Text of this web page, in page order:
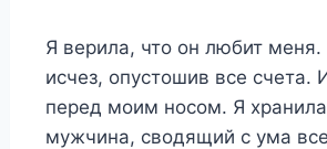
Я верила, что он любит
исчез, опустошив все счета.
перед моим носом. Я
мужчина, сводящий с ума